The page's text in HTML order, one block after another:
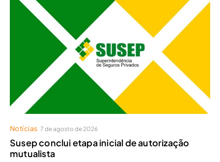
Notícias 7 de agosto de 2026
Susep conclui etapa inicial de autorização
mutualista